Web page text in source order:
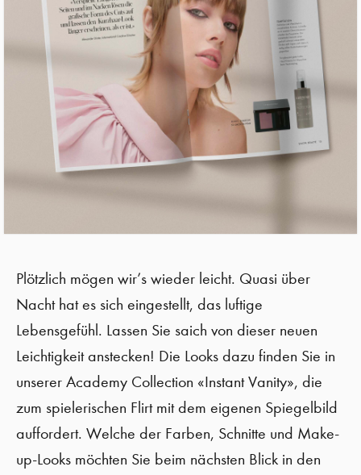
Plötzlich mögen wir’s wieder leicht. Quasi über
Nacht hat es sich eingestellt, das luftige
Lebensgefühl. Lassen Sie saich von dieser neuen
Leichtigkeit anstecken! Die Looks dazu finden Sie in
unserer Academy Collection «Instant Vanity», die
zum spielerischen Flirt mit dem eigenen Spiegelbild
auffordert. Welche der Farben, Schnitte und Make-
up-Looks möchten Sie beim nächsten Blick in den